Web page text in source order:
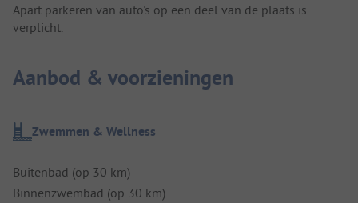
Apart parkeren van auto's op een deel van de plaats is
verplicht.
Aanbod & voorzieningen
Zwemmen & Wellness
Buitenbad (op 30 km)
Binnenzwembad (op 30 km)